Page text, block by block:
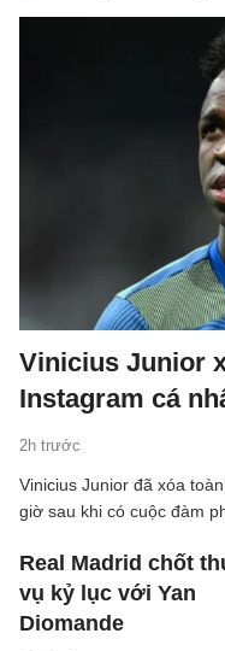
Vinicius Junior
Instagram cá
2h trước
Vinicius Junior đã xóa
giờ sau khi có cuộc đàm
Real Madrid chốt
vụ kỷ lục với Yan
Diomande